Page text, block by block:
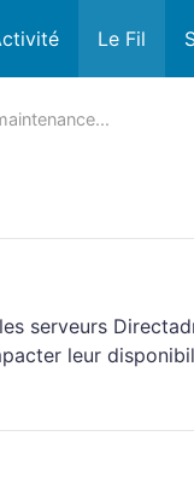
Le Fil
serveurs
leur